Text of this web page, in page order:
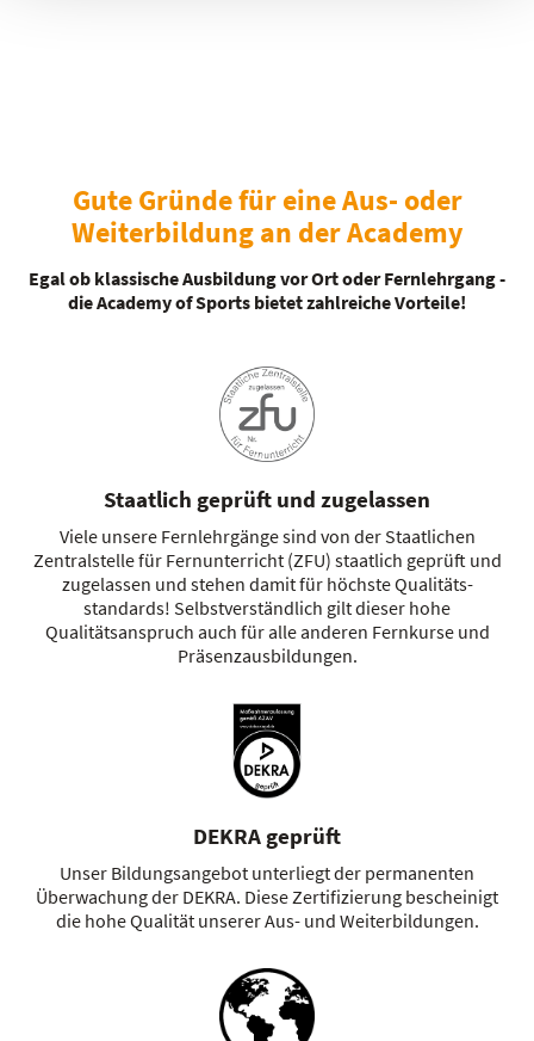
Gute Gründe für eine Aus- oder
Weiterbildung an der Academy
Egal ob klassische Ausbildung vor Ort oder Fernlehrgang -
die Academy of Sports bietet zahlreiche Vorteile!
Staatlich geprüft und zugelassen
Viele unsere Fernlehrgänge sind von der Staatlichen
Zentralstelle für Fernunterricht (ZFU) staatlich geprüft und
zugelassen und stehen damit für höchste Qualitäts­
standards! Selbstverständlich gilt dieser hohe
Qualitätsanspruch auch für alle anderen Fernkurse und
Präsenzausbildungen.
DEKRA geprüft
Unser Bildungsangebot unterliegt der permanenten
Überwachung der DEKRA. Diese Zertifizierung bescheinigt
die hohe Qualität unserer Aus- und Weiterbildungen.